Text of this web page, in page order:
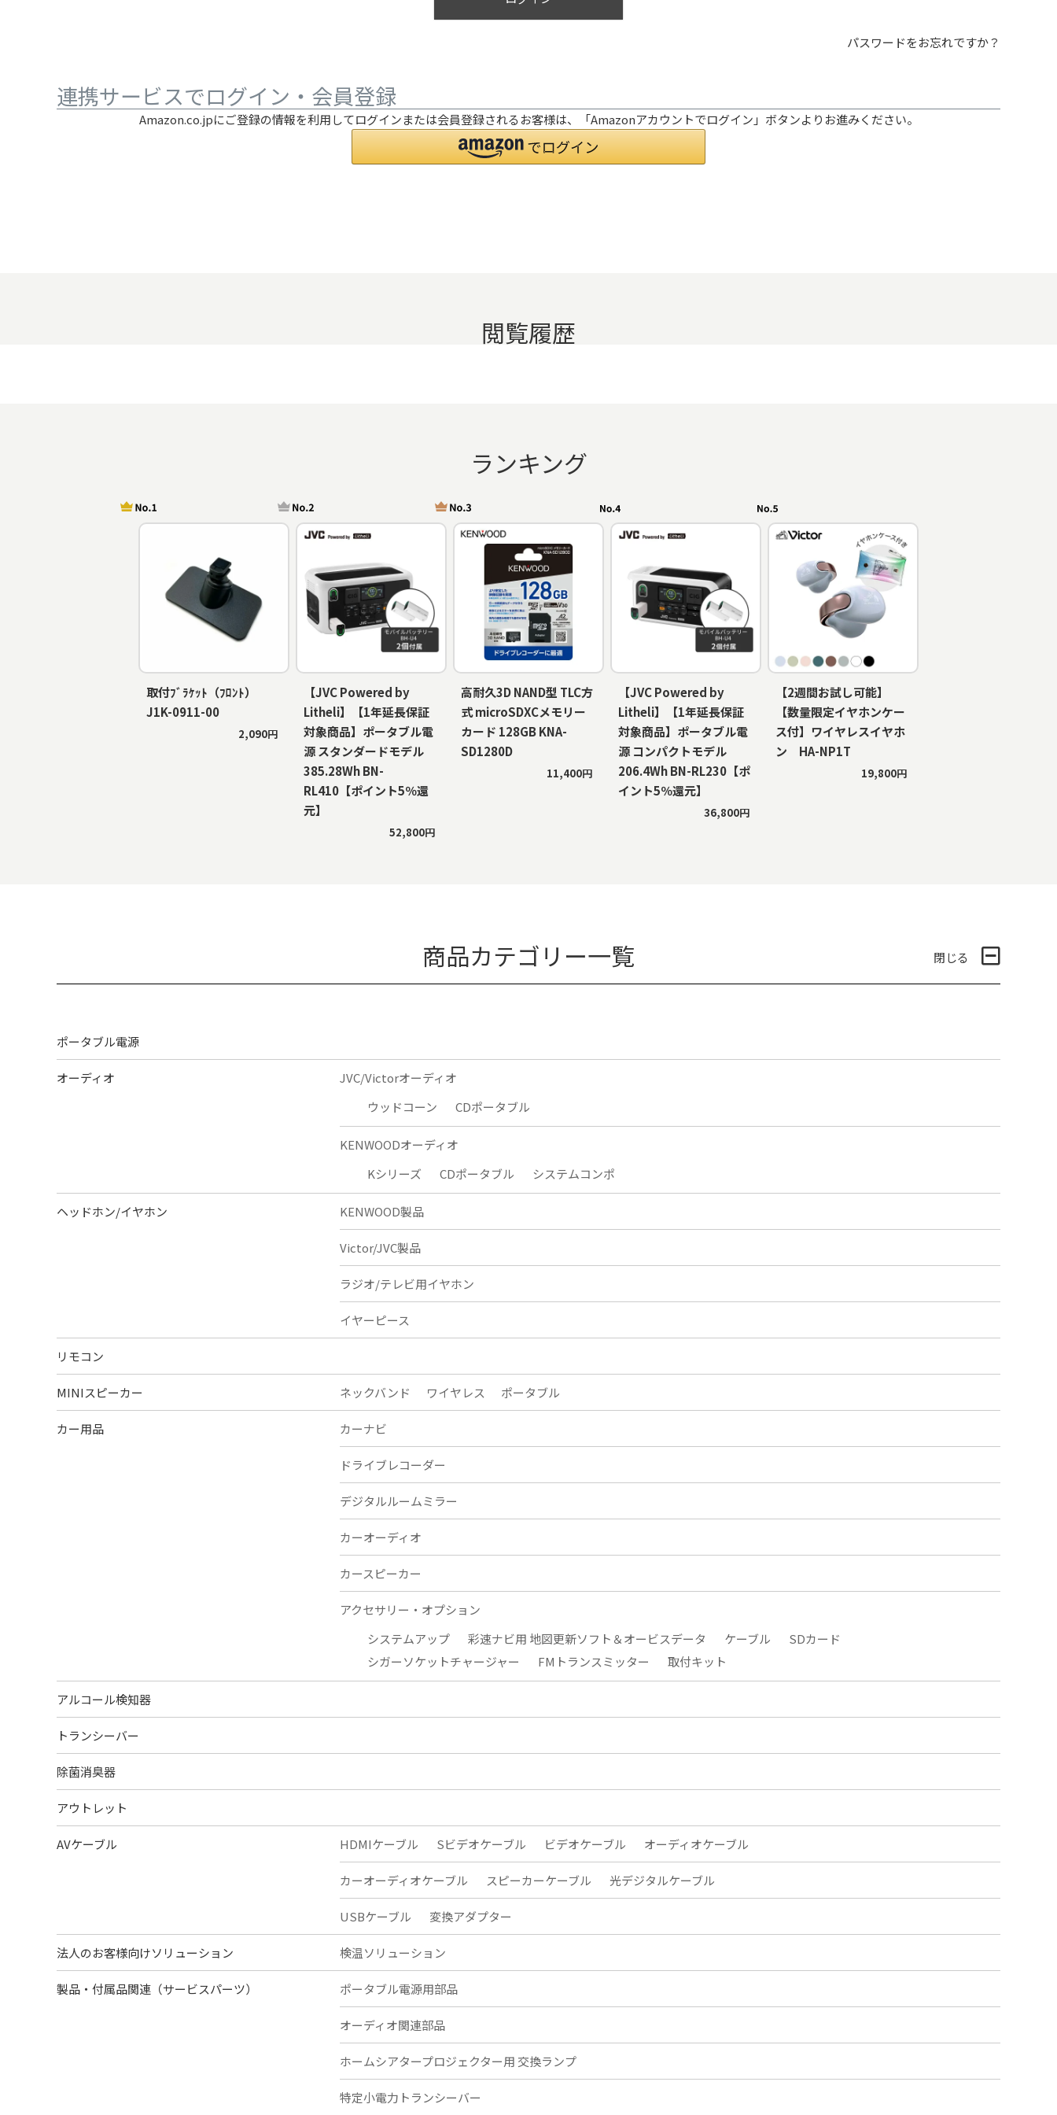
パスワードをお忘れですか？
連携サービスでログイン・会員登録
Amazon.co.jpにご登録の情報を利用してログインまたは会員登録されるお客様は、「Amazonアカウントでログイン」ボタンよりお進みください。
閲覧履歴
ランキング
取付ﾌﾞﾗｹｯﾄ（ﾌﾛﾝﾄ）
J1K-0911-00
2,090円
【JVC Powered by
Litheli】【1年延長保証
対象商品】ポータブル電
源 スタンダードモデル
385.28Wh BN-
RL410【ポイント5％還
元】
52,800円
高耐久3D NAND型 TLC方
式 microSDXCメモリー
カード 128GB KNA-
SD1280D
11,400円
【JVC Powered by
Litheli】【1年延長保証
対象商品】ポータブル電
源 コンパクトモデル
206.4Wh BN-RL230【ポ
イント5％還元】
36,800円
【2週間お試し可能】
【数量限定イヤホンケー
ス付】ワイヤレスイヤホ
ン HA-NP1T
19,800円
商品カテゴリー一覧
ポータブル電源
オーディオ
JVC/Victorオーディオ
ウッドコーン
CDポータブル
KENWOODオーディオ
Kシリーズ
CDポータブル システムコンポ
ヘッドホン/イヤホン KENWOOD製品
Victor/JVC製品
ラジオ/テレビ用イヤホン
イヤーピース
リモコン
MINIスピーカー ネックバンド ワイヤレス ポータブル
カー用品 カーナビ
ドライブレコーダー
デジタルルームミラー
カーオーディオ
カースピーカー
アクセサリー・オプション
システムアップ
彩速ナビ用 地図更新ソフト＆オービスデータ ケーブル
SDカード
シガーソケットチャージャー
FMトランスミッター 取付キット
アルコール検知器
トランシーバー
除菌消臭器
アウトレット
AVケーブル HDMIケーブル Sビデオケーブル ビデオケーブル オーディオケーブル
カーオーディオケーブル スピーカーケーブル 光デジタルケーブル
USBケーブル 変換アダプター
法人のお客様向けソリューション 検温ソリューション
製品・付属品関連（サービスパーツ） ポータブル電源用部品
オーディオ関連部品
ホームシアタープロジェクター用 交換ランプ
特定小電力トランシーバー